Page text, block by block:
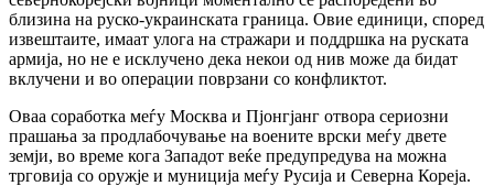
близина на руско-украинската граница. Овие единици, според
извештаите, имаат улога на стражари и поддршка на руската
армија, но не е исклучено дека некои од нив може да бидат
вклучени и во операции поврзани со конфликтот.
Оваа соработка меѓу Москва и Пјонгјанг отвора сериозни
прашања за продлабочување на воените врски меѓу двете
земји, во време кога Западот веќе предупредува на можна
трговија со оружје и муниција меѓу Русија и Северна Кореја.